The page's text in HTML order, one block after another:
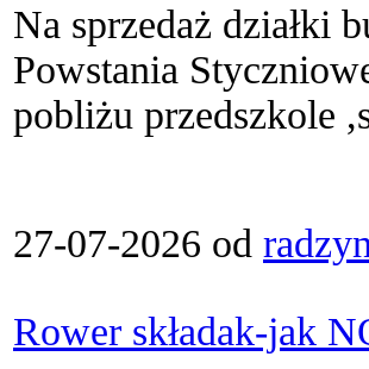
Na sprzedaż działki
Powstania
pobliżu przedszkole
27-07-2026 od
Rower składak-jak